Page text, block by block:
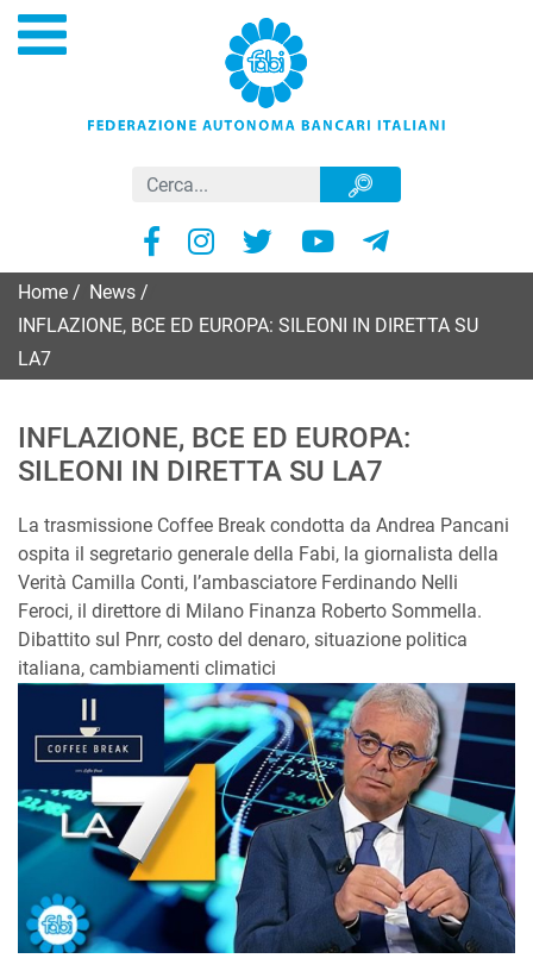
Home News
INFLAZIONE, BCE ED EUROPA: SILEONI IN DIRETTA SU
LA7
INFLAZIONE, BCE ED EUROPA:
SILEONI IN DIRETTA SU LA7
La trasmissione Coffee Break condotta da Andrea Pancani
ospita il segretario generale della Fabi, la giornalista della
Verità Camilla Conti, l’ambasciatore Ferdinando Nelli
Feroci, il direttore di Milano Finanza Roberto Sommella.
Dibattito sul Pnrr, costo del denaro, situazione politica
italiana, cambiamenti climatici